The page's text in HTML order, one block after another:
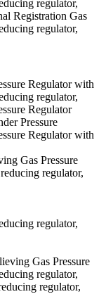
regulator,
Registration Gas
regulator,
Regulator with
regulator,
Regulator
Pressure
Regulator with
Gas Pressure
regulator,
regulator,
Gas Pressure
regulator,
regulator,